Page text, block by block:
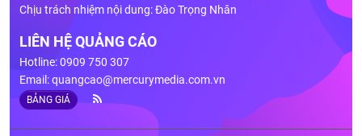
Chịu trách nhiệm nội dung: Đào Trọng Nhân
LIÊN HỆ QUẢNG CÁO
Hotline: 0909 750 307
Email:quangcao@mercurymedia.com.vn
BẢNG GIÁ